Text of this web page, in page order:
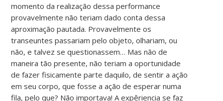
momento da realização dessa performance
provavelmente não teriam dado conta dessa
aproximação pautada. Provavelmente os
transeuntes passariam pelo objeto, olhariam, ou
não, e talvez se questionassem… Mas não de
maneira tão presente, não teriam a oportunidade
de fazer fisicamente parte daquilo, de sentir a ação
em seu corpo, que fosse a ação de esperar numa
fila, pelo que? Não importava! A expêriencia se faz